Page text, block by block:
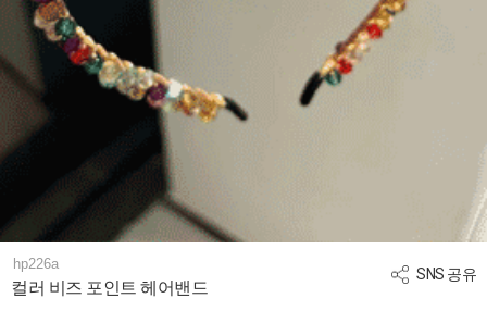
SNS 공유
hp226a
컬러 비즈 포인트 헤어밴드